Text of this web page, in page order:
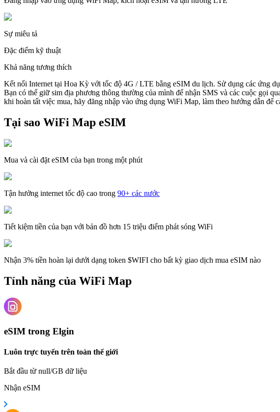
Sự miêu tả
Đặc điểm kỹ thuật
Khả năng tương thích
Kết nối Internet tại Hoa Kỳ với tốc độ 4G / LTE bằng eSIM du lịch. Sử dụng các ứng
Bạn có thể giữ sim địa phương thông thường của mình để nhận SMS và các cuộc gọi
khi hoàn tất việc mua, hãy đăng nhập vào ứng dụng WiFi Map, làm theo hướng dẫn
Tại sao WiFi Map eSIM
Mua và cài đặt eSIM của bạn trong một phút
Tận hưởng internet tốc độ cao trong 90+ các nước
Tiết kiệm tiền của bạn với bản đồ hơn 15 triệu điểm phát sóng WiFi
Nhận 3% tiền hoàn lại dưới dạng token $WIFI cho bất kỳ giao dịch mua eSIM nào
Tính năng của WiFi Map
eSIM trong Elgin
Luôn trực tuyến trên toàn thế giới
Bắt đầu từ null/GB dữ liệu
Nhận eSIM